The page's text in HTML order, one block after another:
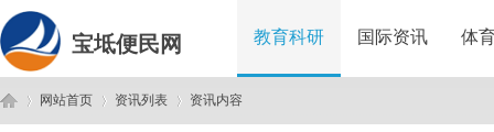
宝坻便民网 教育科研 国际资讯 体
网站首页 资讯列表 资讯内容